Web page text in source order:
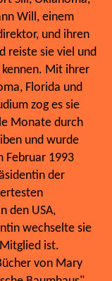
Will, einem
und ihren
reiste sie viel und
Mit ihrer
Florida und
zog es sie
Monate durch
und wurde
1993
der
den USA,
wechselte sie
ist.
von Mary